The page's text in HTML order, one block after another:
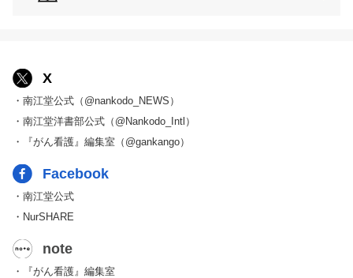
X
・南江堂公式（@nankodo_NEWS）
・南江堂洋書部公式（@Nankodo_Intl）
・『がん看護』編集室（@gankango）
Facebook
・南江堂公式
・NurSHARE
note
・『がん看護』編集室